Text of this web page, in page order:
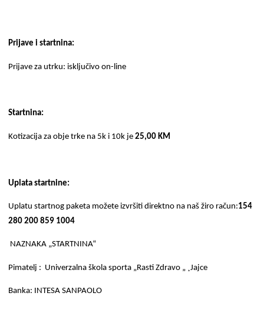
Prijave i startnina:
Prijave za utrku: isključivo on-line
Startnina:
Kotizacija za obje trke na 5k i 10k je25,00 KM
Uplata startnine:
Uplatu startnog paketa možete izvršiti direktno na naš žiro račun:154
280 200 859 1004
NAZNAKA „STARTNINA“
Pimatelj : Univerzalna škola sporta „Rasti Zdravo „ ¸Jajce
Banka: INTESA SANPAOLO